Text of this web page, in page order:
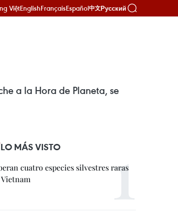
ViệtEnglishFrançaisEspañol中文Русский
a la Hora de Planeta, se
LO MÁS VISTO
cuatro especies silvestres raras